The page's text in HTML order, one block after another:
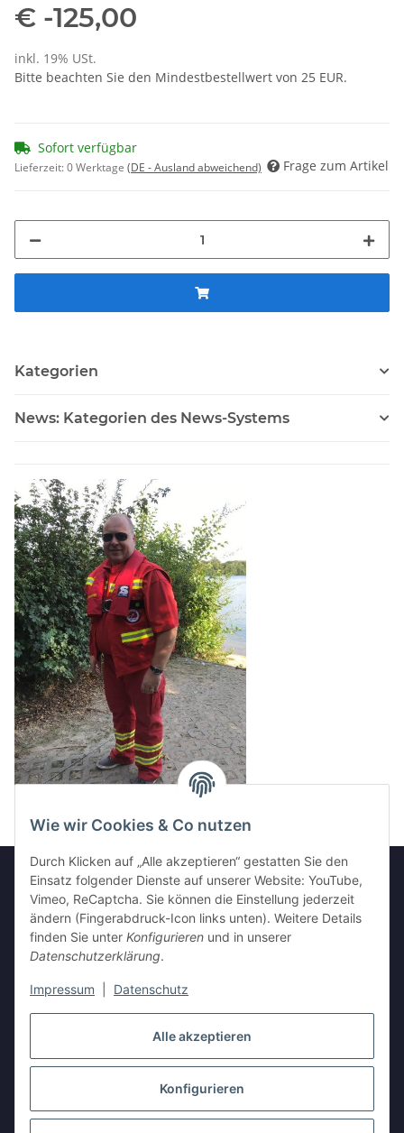
Alle akzeptieren
Konfigurieren
Wie wir Cookies & Co nutzen
Durch Klicken auf „Alle akzeptieren“ gestatten Sie den
Einsatz folgender Dienste auf unserer Website: YouTube,
Vimeo, ReCaptcha. Sie können die Einstellung jederzeit
ändern (Fingerabdruck-Icon links unten). Weitere Details
finden Sie unter Konfigurieren und in unserer
Datenschutzerklärung.
Impressum Datenschutz
€ -125,00
inkl. 19% USt.
Bitte beachten Sie den Mindestbestellwert von 25 EUR.
Sofort verfügbar
Lieferzeit:0 Werktage (DE - Ausland abweichend) Frage zum Artikel
Kategorien
News: Kategorien des News-Systems
Informationen
Gesetzliche Informationen
Vertrag widerrufen